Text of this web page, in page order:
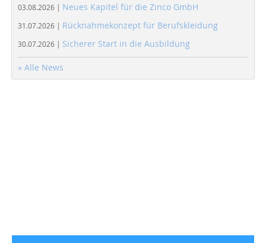
03.08.2026 | Neues Kapitel für die Zinco GmbH
31.07.2026 | Rücknahmekonzept für Berufskleidung
30.07.2026 | Sicherer Start in die Ausbildung
» Alle News